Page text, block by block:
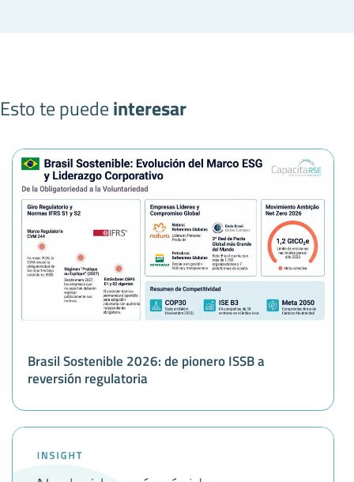
Esto te puedeinteresar
Brasil Sostenible 2026: de pionero ISSB a
reversión regulatoria